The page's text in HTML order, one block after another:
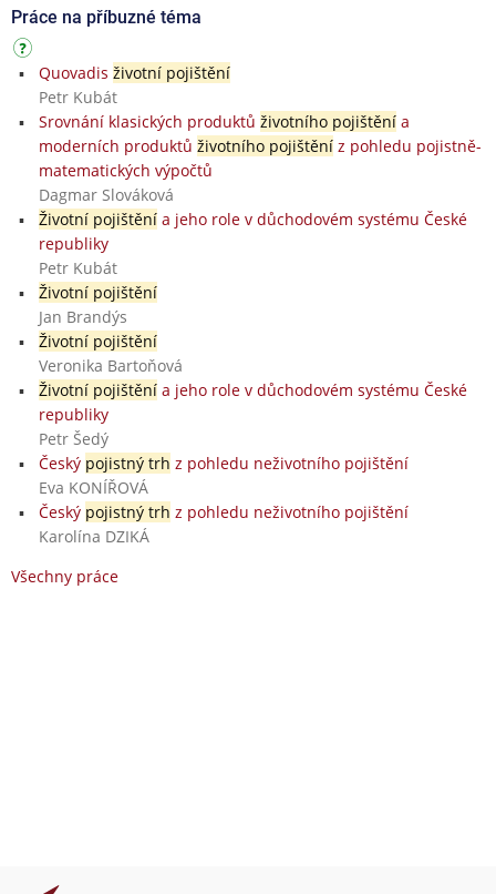
Práce na příbuzné téma
Quovadis životní pojištění
Petr Kubát
Srovnání klasických produktů životního pojištěnía
moderních produktů životního pojištěníz pohledu pojistně-
matematických výpočtů
Dagmar Slováková
Životní pojištěnía jeho role v důchodovém systému České
republiky
Petr Kubát
Životní pojištění
Jan Brandýs
Životní pojištění
Veronika Bartoňová
Životní pojištěnía jeho role v důchodovém systému České
republiky
Petr Šedý
Český pojistný trh z pohledu neživotního pojištění
Eva KONÍŘOVÁ
Český pojistný trh z pohledu neživotního pojištění
Karolína DZIKÁ
Všechny práce